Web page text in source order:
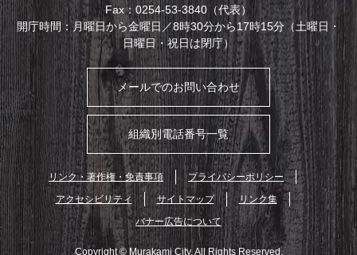
Fax：0254-53-3840（代表）
開庁時間：月曜日から金曜日／8時30分から17時15分（土曜日・
日曜日・祝日は閉庁）
メールでのお問い合わせ
組織別電話番号一覧
リンク・著作権・免責事項
プライバシーポリシー
アクセシビリティ
サイトマップ
リンク集
バナー広告について
Copyright © Murakami City. All Rights Reserved.